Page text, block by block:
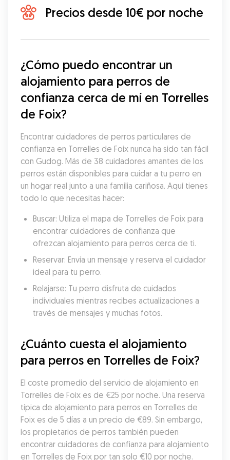
Precios desde 10€ por noche
¿Cómo puedo encontrar un
alojamiento para perros de
confianza cerca de mí en Torrelles
de Foix?
Encontrar cuidadores de perros particulares de
confianza en Torrelles de Foix nunca ha sido tan fácil
con Gudog. Más de 38 cuidadores amantes de los
perros están disponibles para cuidar a tu perro en
un hogar real junto a una familia cariñosa. Aquí tienes
todo lo que necesitas hacer:
Buscar: Utiliza el mapa de Torrelles de Foix para
encontrar cuidadores de confianza que
ofrezcan alojamiento para perros cerca de ti.
Reservar: Envía un mensaje y reserva el cuidador
ideal para tu perro.
Relajarse: Tu perro disfruta de cuidados
individuales mientras recibes actualizaciones a
través de mensajes y muchas fotos.
¿Cuánto cuesta el alojamiento
para perros en Torrelles de Foix?
El coste promedio del servicio de alojamiento en
Torrelles de Foix es de €25 por noche. Una reserva
típica de alojamiento para perros en Torrelles de
Foix es de 5 días a un precio de €89. Sin embargo,
los propietarios de perros también pueden
encontrar cuidadores de confianza para alojamiento
en Torrelles de Foix por tan solo €10 por noche.